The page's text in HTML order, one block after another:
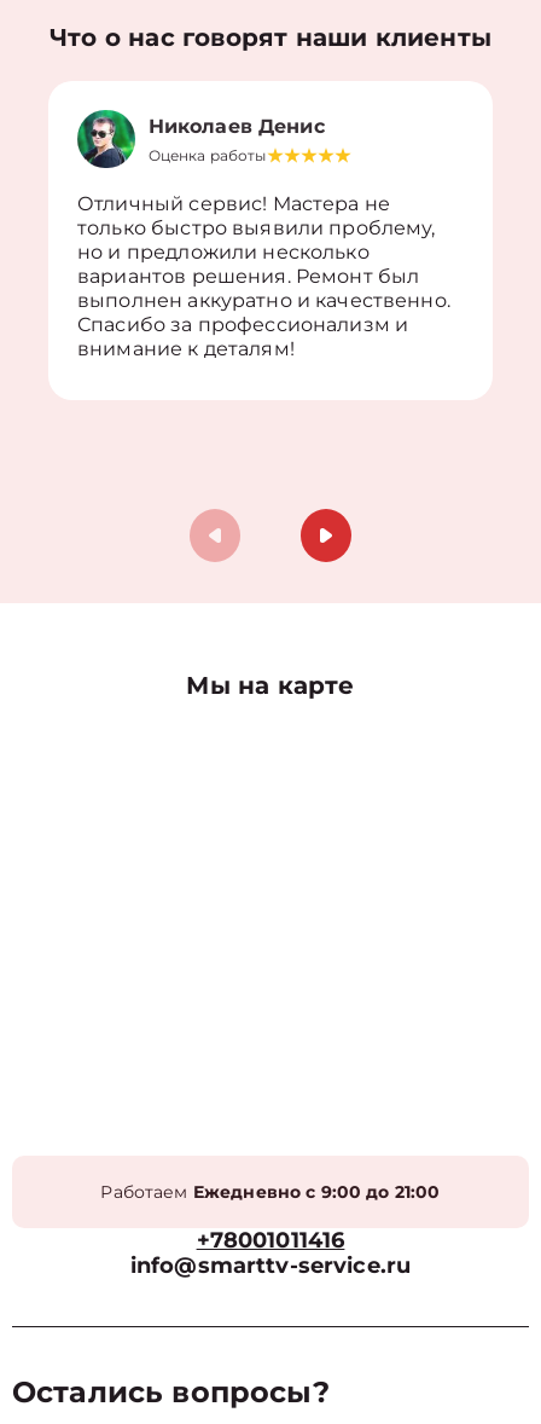
Что о нас говорят наши клиенты
Николаев Денис
Оценка работы
Отличный сервис! Мастера не
только быстро выявили проблему,
но и предложили несколько
вариантов решения. Ремонт был
выполнен аккуратно и качественно.
Спасибо за профессионализм и
внимание к деталям!
Мы на карте
Работаем Ежедневно с 9:00 до 21:00
+78001011416
info@smarttv-service.ru
Остались вопросы?